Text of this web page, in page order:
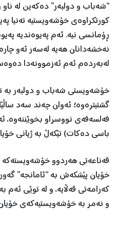
“شەباب و دولبەر” دەکەین لە ناو
کورتکراوەی خۆشەویستیە تەنیا
ڕۆمانسی نیە. ئەم پەیوەندیە
نەخشەدانان هەیە لەسەر ئەو
لەبەردەم ئەم ئەزموونەدا
خۆشەویستی شەباب و دولبەر بە
گشتیترەوە؛ ئەوان چەند سەد
فەلسەفەی نووسراو بخوێننەوە،
باسی دەکات) تێکەڵ بە ژیانی
قەناعەتی هەردوو
خۆیان پێشکەش بە “ئامانجە”
کەرامەتی قەڵایە، و لە توێی ئەم
و نەمر بە خۆشەویستیەکەی